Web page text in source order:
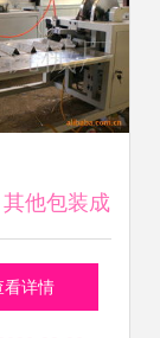
他包装成
品列表与
看详情